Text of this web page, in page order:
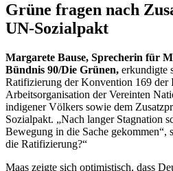
Grüne fragen nach
UN-Sozialpakt
Margarete Bause, Sprecherin für
Bündnis 90/Die Grünen, erkundigte
Ratifizierung der Konvention 169 der
Arbeitsorganisation der Vereinten
indigener Völkers sowie dem
Sozialpakt. „Nach langer Stagnation
Bewegung in die Sache gekommen“,
die Ratifizierung?“
Maas zeigte sich optimistisch, dass